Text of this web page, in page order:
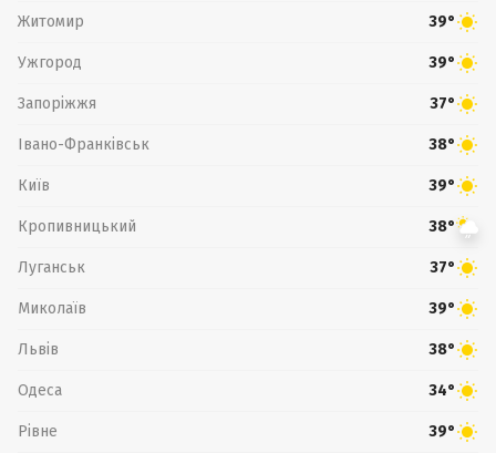
Житомир 39°
Ужгород 39°
Запоріжжя 37°
Івано-Франківськ 38°
Київ 39°
Кропивницький 38°
Луганськ 37°
Миколаїв 39°
Львів 38°
Одеса 34°
Рівне 39°